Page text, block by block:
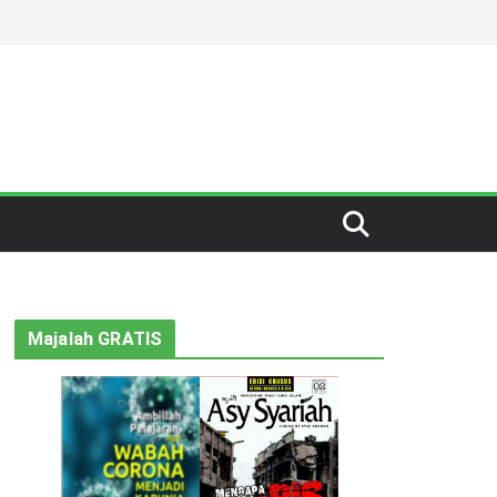
Majalah GRATIS